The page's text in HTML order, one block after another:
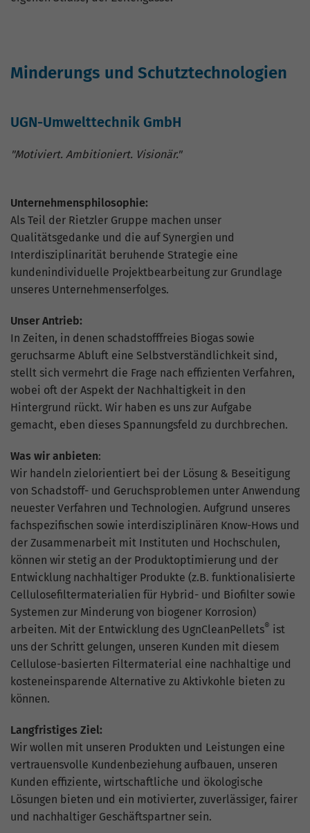
Minderungs und Schutztechnologien
UGN-Umwelttechnik GmbH
"Motiviert. Ambitioniert. Visionär."
Unternehmensphilosophie:
Als Teil der Rietzler Gruppe machen unser
Qualitätsgedanke und die auf Synergien und
Interdisziplinarität beruhende Strategie eine
kundenindividuelle Projektbearbeitung zur Grundlage
unseres Unternehmenserfolges.
Unser Antrieb:
In Zeiten, in denen schadstofffreies Biogas sowie
geruchsarme Abluft eine Selbstverständlichkeit sind,
stellt sich vermehrt die Frage nach effizienten Verfahren,
wobei oft der Aspekt der Nachhaltigkeit in den
Hintergrund rückt. Wir haben es uns zur Aufgabe
gemacht, eben dieses Spannungsfeld zu durchbrechen.
Was wir anbieten:
Wir handeln zielorientiert bei der Lösung & Beseitigung
von Schadstoff- und Geruchsproblemen unter Anwendung
neuester Verfahren und Technologien. Aufgrund unseres
fachspezifischen sowie interdisziplinären Know-Hows und
der Zusammenarbeit mit Instituten und Hochschulen,
können wir stetig an der Produktoptimierung und der
Entwicklung nachhaltiger Produkte (z.B. funktionalisierte
Cellulosefiltermaterialien für Hybrid- und Biofilter sowie
Systemen zur Minderung von biogener Korrosion)
arbeiten. Mit der Entwicklung des UgnCleanPellets® ist
uns der Schritt gelungen, unseren Kunden mit diesem
Cellulose-basierten Filtermaterial eine nachhaltige und
kosteneinsparende Alternative zu Aktivkohle bieten zu
können.
Langfristiges Ziel:
Wir wollen mit unseren Produkten und Leistungen eine
vertrauensvolle Kundenbeziehung aufbauen, unseren
Kunden effiziente, wirtschaftliche und ökologische
Lösungen bieten und ein motivierter, zuverlässiger, fairer
und nachhaltiger Geschäftspartner sein.